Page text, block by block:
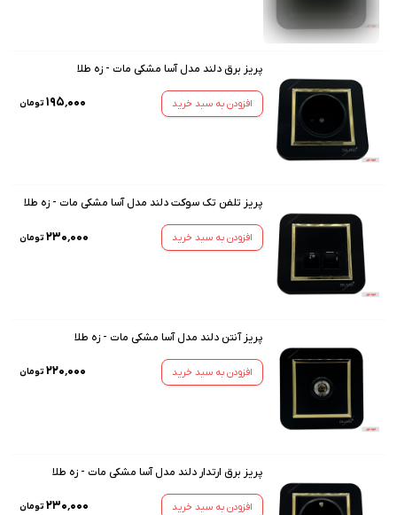
پریز برق دلند مدل آسا مشکی مات - زه طلا
افزودن به سبد خرید ۱۹۵٬۰۰۰ تومان
پریز تلفن تک سوکت دلند مدل آسا مشکی مات - زه طلا
افزودن به سبد خرید ۲۳۰٬۰۰۰ تومان
پریز آنتن دلند مدل آسا مشکی مات - زه طلا
افزودن به سبد خرید ۲۲۰٬۰۰۰ تومان
پریز برق ارتدار دلند مدل آسا مشکی مات - زه طلا
افزودن به سبد خرید ۲۳۰٬۰۰۰ تومان